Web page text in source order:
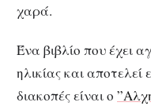
χαρά.
Ένα βιβλίο που έχει
ηλικίας και αποτελεί
διακοπές είναι ο